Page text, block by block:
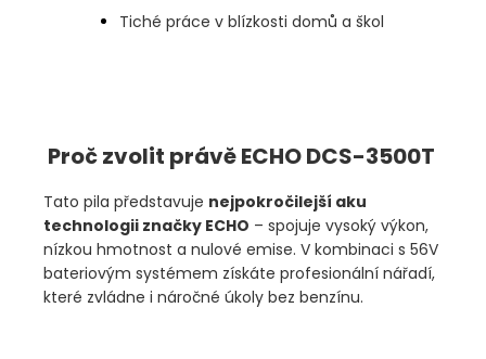
Tiché práce v blízkosti domů a škol
Proč zvolit právě ECHO DCS-3500T
Tato pila představuje nejpokročilejší aku
technologii značky ECHO – spojuje vysoký výkon,
nízkou hmotnost a nulové emise. V kombinaci s 56V
bateriovým systémem získáte profesionální nářadí,
které zvládne i náročné úkoly bez benzínu.